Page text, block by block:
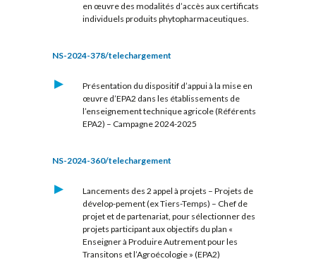
en œuvre des modalités d’accès aux certificats
individuels produits phytopharmaceutiques.
NS-2024-378/telechargement
Présentation du dispositif d’appui à la mise en
œuvre d’EPA2 dans les établissements de
l’enseignement technique agricole (Référents
EPA2) – Campagne 2024-2025
NS-2024-360/telechargement
Lancements des 2 appel à projets – Projets de
dévelop-pement (ex Tiers-Temps) – Chef de
projet et de partenariat, pour sélectionner des
projets participant aux objectifs du plan «
Enseigner à Produire Autrement pour les
Transitons et l’Agroécologie » (EPA2)